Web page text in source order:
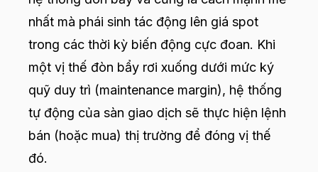
nhất mà phái sinh tác động lên giá spot
trong các thời kỳ biến động cực đoan. Khi
một vị thế đòn bẩy rơi xuống dưới mức ký
quỹ duy trì (maintenance margin), hệ thống
tự động của sàn giao dịch sẽ thực hiện lệnh
bán (hoặc mua) thị trường để đóng vị thế
đó.